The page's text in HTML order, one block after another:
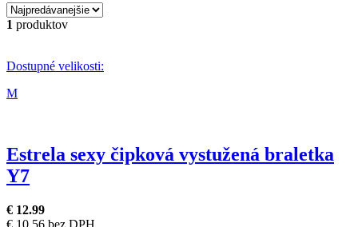
1 produktov
Dostupné velikosti:
M
Estrela sexy čipková vystužená braletka
Y7
€ 12.99
€ 10.56 bez DPH